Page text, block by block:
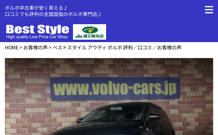
ボルボ中古車が安く買える♪
口コミでも評判の全国屈指のボルボ専門店♪
HOME> お客様の声> ベストスタイル アウディ ボルボ 評判／口コミ／お客様の声